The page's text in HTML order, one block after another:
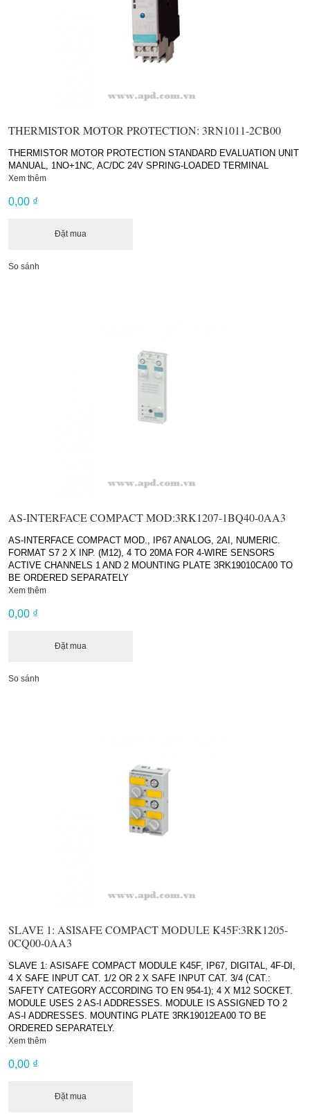
THERMISTOR MOTOR PROTECTION: 3RN1011-2CB00
THERMISTOR MOTOR PROTECTION STANDARD EVALUATION UNIT
MANUAL, 1NO+1NC, AC/DC 24V SPRING-LOADED TERMINAL
Xem thêm
0,00 ₫
Đặt mua
So sánh
AS-INTERFACE COMPACT MOD:3RK1207-1BQ40-0AA3
AS-INTERFACE COMPACT MOD., IP67 ANALOG, 2AI, NUMERIC.
FORMAT S7 2 X INP. (M12), 4 TO 20MA FOR 4-WIRE SENSORS
ACTIVE CHANNELS 1 AND 2 MOUNTING PLATE 3RK19010CA00 TO
BE ORDERED SEPARATELY
Xem thêm
0,00 ₫
Đặt mua
So sánh
SLAVE 1: ASISAFE COMPACT MODULE K45F:3RK1205-
0CQ00-0AA3
SLAVE 1: ASISAFE COMPACT MODULE K45F, IP67, DIGITAL, 4F-DI,
4 X SAFE INPUT CAT. 1/2 OR 2 X SAFE INPUT CAT. 3/4 (CAT.:
SAFETY CATEGORY ACCORDING TO EN 954-1); 4 X M12 SOCKET.
MODULE USES 2 AS-I ADDRESSES. MODULE IS ASSIGNED TO 2
AS-I ADDRESSES. MOUNTING PLATE 3RK19012EA00 TO BE
ORDERED SEPARATELY.
Xem thêm
0,00 ₫
Đặt mua